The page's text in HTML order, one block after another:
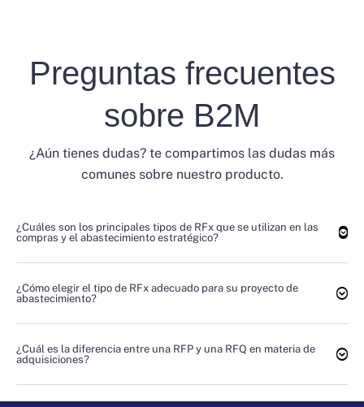
Preguntas frecuentes
sobre B2M
¿Aún tienes dudas? te compartimos las dudas más
comunes sobre nuestro producto.
¿Cuáles son los principales tipos de RFx que se utilizan en las
compras y el abastecimiento estratégico?
¿Cómo elegir el tipo de RFx adecuado para su proyecto de
abastecimiento?
¿Cuál es la diferencia entre una RFP y una RFQ en materia de
adquisiciones?